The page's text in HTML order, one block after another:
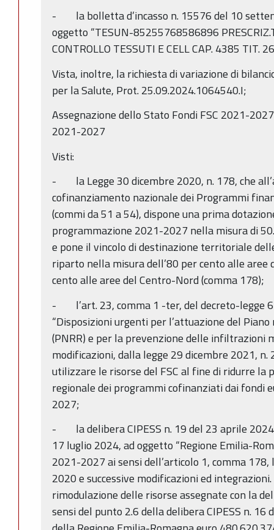
- la bolletta d’incasso n. 15576 del 10
oggetto “TESUN-85255768586896
CONTROLLO TESSUTI E CELL CAP. 4385 TIT.
Vista, inoltre, la richiesta di variazione di
per la Salute, Prot. 25.09.2024.1064540.I;
Assegnazione dello Stato Fondi FSC 2021-
2021-2027
Visti:
- la Legge 30 dicembre 2020, n. 178, che
cofinanziamento nazionale dei Programmi
(commi da 51 a 54), dispone una prima
programmazione 2021-2027 nella misura di
e pone il vincolo di destinazione territoriale
riparto nella misura dell’80 per cento alle
cento alle aree del Centro-Nord (comma 178);
- l’art. 23, comma 1 -ter, del decreto-legge 6
“Disposizioni urgenti per l’attuazione del
(PNRR) e per la prevenzione delle infiltrazioni
modificazioni, dalla legge 29 dicembre 2021,
utilizzare le risorse del FSC al fine di ridurre la
regionale dei programmi cofinanziati dai fondi
2027;
- la delibera CIPESS n. 19 del 23 aprile
17 luglio 2024, ad oggetto “Regione Emilia-
2021-2027 ai sensi dell’articolo 1, comma
2020 e successive modificazioni ed
rimodulazione delle risorse assegnate con la
sensi del punto 2.6 della delibera CIPESS n. 16